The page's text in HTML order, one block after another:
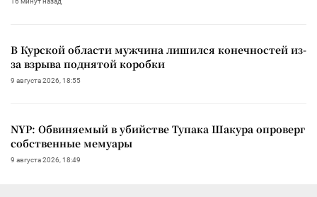
В Курской области мужчина лишился конечностей из-
за взрыва поднятой коробки
9 августа 2026, 18:55
NYP: Обвиняемый в убийстве Тупака Шакура опроверг
собственные мемуары
9 августа 2026, 18:49